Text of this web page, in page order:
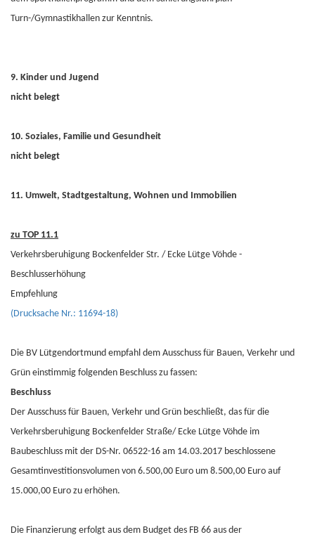
Turn-/Gymnastikhallen zur Kenntnis.
9. Kinder und Jugend
nicht belegt
10. Soziales, Familie und Gesundheit
nicht belegt
11. Umwelt, Stadtgestaltung, Wohnen und Immobilien
zu TOP 11.1
Verkehrsberuhigung Bockenfelder Str. / Ecke Lütge Vöhde -
Beschlusserhöhung
Empfehlung
(Drucksache Nr.: 11694-18)
Die BV Lütgendortmund empfahl dem Ausschuss für Bauen, Verkehr und
Grün einstimmig folgenden Beschluss zu fassen:
Beschluss
Der Ausschuss für Bauen, Verkehr und Grün beschließt, das für die
Verkehrsberuhigung Bockenfelder Straße/ Ecke Lütge Vöhde im
Baubeschluss mit der DS-Nr. 06522-16 am 14.03.2017 beschlossene
Gesamtinvestitionsvolumen von 6.500,00 Euro um 8.500,00 Euro auf
15.000,00 Euro zu erhöhen.
Die Finanzierung erfolgt aus dem Budget des FB 66 aus der